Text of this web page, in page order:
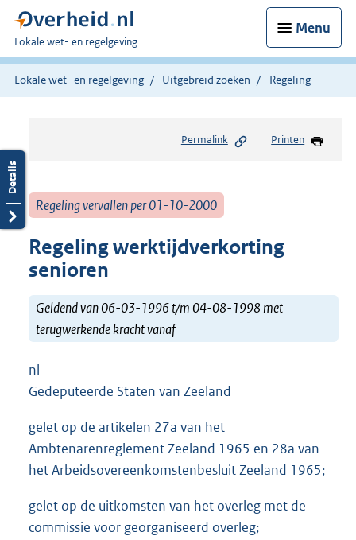
Menu
U
bent
hier:
Lokale wet- en regelgeving
Lokale wet- en regelgeving Uitgebreid zoeken Regeling
Permalink Printen
Regeling vervallen per 01-10-2000
Regeling werktijdverkorting
senioren
Geldend van 06-03-1996 t/m 04-08-1998 met
terugwerkende kracht vanaf
nl
Gedeputeerde Staten van Zeeland
gelet op de artikelen 27a van het
Ambtenarenreglement Zeeland 1965 en 28a van
het Arbeidsovereenkomstenbesluit Zeeland 1965;
gelet op de uitkomsten van het overleg met de
commissie voor georganiseerd overleg;